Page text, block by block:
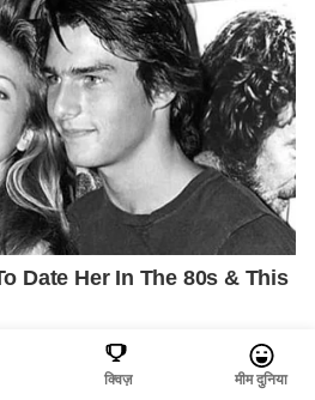
क्विज़ मीम दुनिया